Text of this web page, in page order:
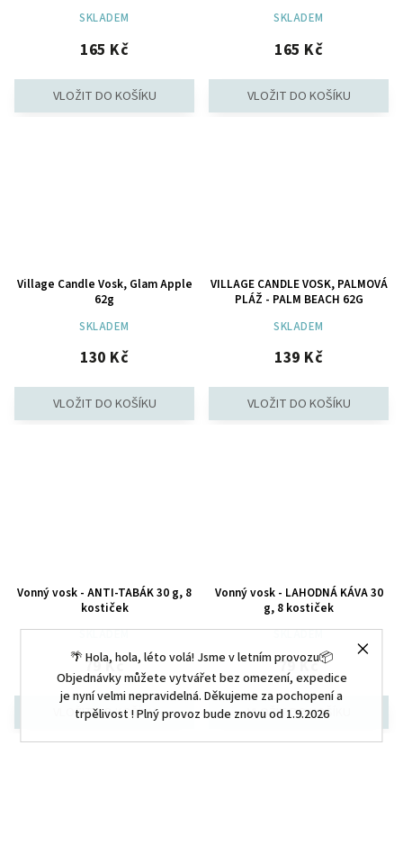
🌴 Hola, hola, léto volá! Jsme v letním provozu📦
Objednávky můžete vytvářet bez omezení, expedice
je nyní velmi nepravidelná. Děkujeme za pochopení a
trpělivost ! Plný provoz bude znovu od 1.9.2026
SKLADEM
165 Kč
SKLADEM
165 Kč
Village Candle Vosk, Glam Apple
62g
SKLADEM
130 Kč
VILLAGE CANDLE VOSK, PALMOVÁ
PLÁŽ - PALM BEACH 62G
SKLADEM
139 Kč
Vonný vosk - ANTI-TABÁK 30 g, 8
kostiček
SKLADEM
79 Kč
Vonný vosk - LAHODNÁ KÁVA 30
g, 8 kostiček
SKLADEM
79 Kč